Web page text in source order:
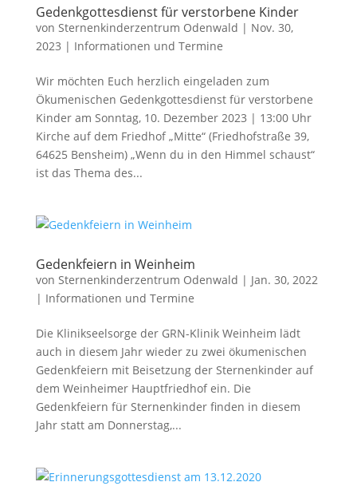
Gedenkgottesdienst für verstorbene Kinder
von Sternenkinderzentrum Odenwald | Nov. 30,
2023 | Informationen und Termine
Wir möchten Euch herzlich eingeladen zum
Ökumenischen Gedenkgottesdienst für verstorbene
Kinder am Sonntag, 10. Dezember 2023 | 13:00 Uhr
Kirche auf dem Friedhof „Mitte“ (Friedhofstraße 39,
64625 Bensheim) „Wenn du in den Himmel schaust“
ist das Thema des...
Gedenkfeiern in Weinheim
von Sternenkinderzentrum Odenwald | Jan. 30, 2022
| Informationen und Termine
Die Klinikseelsorge der GRN-Klinik Weinheim lädt
auch in diesem Jahr wieder zu zwei ökumenischen
Gedenkfeiern mit Beisetzung der Sternenkinder auf
dem Weinheimer Hauptfriedhof ein. Die
Gedenkfeiern für Sternenkinder finden in diesem
Jahr statt am Donnerstag,...